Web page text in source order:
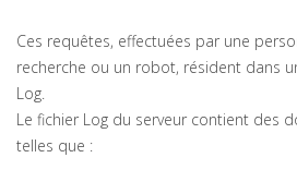
Ces requêtes, effectuées par une
recherche ou un robot, résident dans
Log.
Le fichier Log du serveur contient des
telles que :